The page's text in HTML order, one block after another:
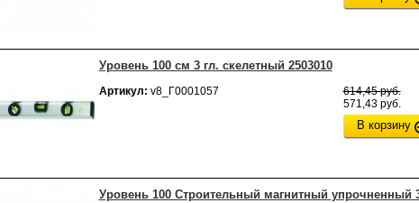
Уровень 100 см 3 гл. скелетный 2503010
Артикул: v8_Г0001057
614,45 руб.
571,43 руб.
В корзину
Уровень 100 Строительный магнитный упрочненный